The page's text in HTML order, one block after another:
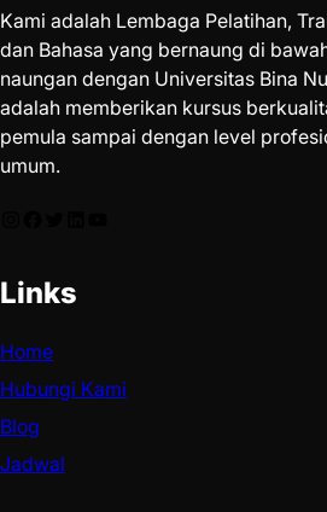
Kami adalah Lembaga Pelatihan,
dan Bahasa yang bernaung di
naungan dengan Universitas Bina
adalah memberikan kursus
pemula sampai dengan level
umum.
Links
Home
Hubungi Kami
Blog
Jadwal